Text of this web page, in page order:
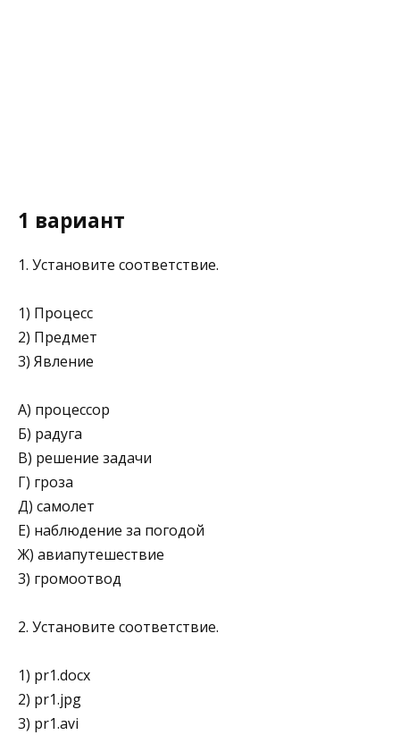
1 вариант
1. Установите соответствие.
1) Процесс
2) Предмет
3) Явление
А) процессор
Б) радуга
В) решение задачи
Г) гроза
Д) самолет
Е) наблюдение за погодой
Ж) авиапутешествие
3) громоотвод
2. Установите соответствие.
1) pr1.docx
2) pr1.jpg
3) pr1.avi